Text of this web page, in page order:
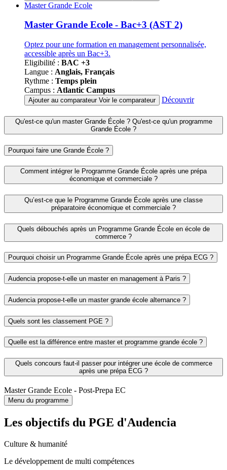
Famille
programmes
Master Grande Ecole
Master Grande Ecole - Bac+3 (AST 2)
Optez pour une formation en management personnalisée,
accessible après un Bac+3.
Eligibilité : BAC +3
Langue : Anglais, Français
Rythme : Temps plein
Campus : Atlantic Campus
Ajouter au comparateur Voir le comparateur Découvrir
Qu'est-ce qu'un master Grande École ? Qu'est-ce qu'un programme
Grande École ?
Pourquoi faire une Grande École ?
Comment intégrer le Programme Grande École après une prépa
économique et commerciale ?
Qu’est-ce que le Programme Grande École après une classe
préparatoire économique et commerciale ?
Quels débouchés après un Programme Grande École en école de
commerce ?
Pourquoi choisir un Programme Grande École après une prépa ECG ?
Audencia propose-t-elle un master en management à Paris ?
Audencia propose-t-elle un master grande école alternance ?
Quels sont les classement PGE ?
Quelle est la différence entre master et programme grande école ?
Quels concours faut-il passer pour intégrer une école de commerce
après une prépa ECG ?
Master Grande Ecole - Post-Prepa EC
Menu du programme
Les objectifs du PGE d'Audencia
Culture & humanité
Le développement de multi compétences